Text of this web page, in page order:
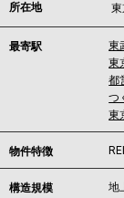
所在地
最寄駅 東
東
都
つ
東
物件特徴
構造規模 地